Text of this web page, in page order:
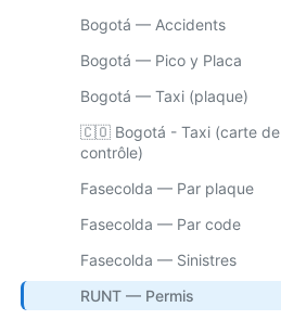
Bogotá — Accidents
Bogotá — Pico y Placa
Bogotá — Taxi (plaque)
🇨🇴 Bogotá - Taxi (carte de
contrôle)
Fasecolda — Par plaque
Fasecolda — Par code
Fasecolda — Sinistres
RUNT — Permis